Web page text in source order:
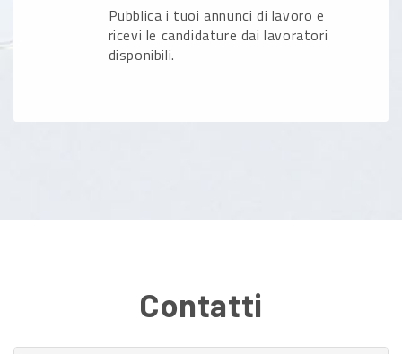
Pubblica i tuoi annunci di lavoro e
ricevi le candidature dai lavoratori
disponibili.
Contatti